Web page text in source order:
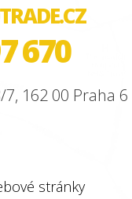
670
7, 162 00 Praha 6
stránky